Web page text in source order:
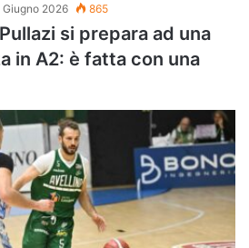
Giugno 2026 865
si prepara ad una
in A2: è fatta con una